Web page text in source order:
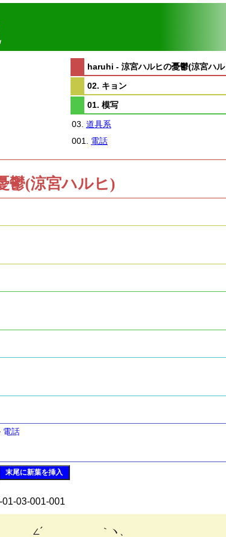
haruhi - 涼宮ハルヒの憂鬱(涼宮ハ
02. キョン
01. 模写
03. 道具系
001. 電話
鬱(涼宮ハルヒ)
電話
末尾に新葉を挿入
03-001-001
｀ヽ、